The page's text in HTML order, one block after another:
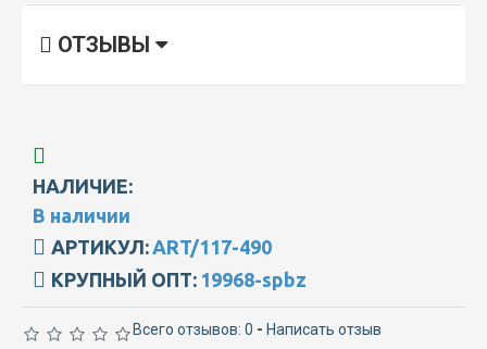
ОТЗЫВЫ
НАЛИЧИЕ:
В наличии
АРТИКУЛ: ART/117-490
КРУПНЫЙ ОПТ: 19968-spbz
Всего отзывов: 0 - Написать отзыв